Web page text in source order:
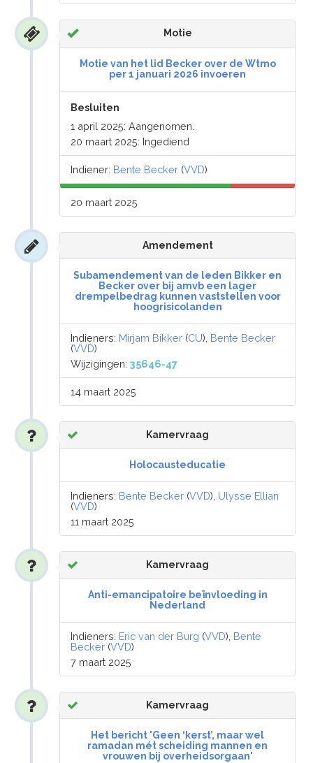
Motie
Motie van het lid Becker over de Wtmo
per 1 januari 2026 invoeren
Besluiten
1 april 2025: Aangenomen.
20 maart 2025: Ingediend
Indiener: Bente Becker (VVD)
20 maart 2025
Amendement
Subamendement van de leden Bikker en
Becker over bij amvb een lager
drempelbedrag kunnen vaststellen voor
hoogrisicolanden
Indieners: Mirjam Bikker (CU), Bente Becker
(VVD)
Wijzigingen:35646-47
14 maart 2025
Kamervraag
Holocausteducatie
Indieners: Bente Becker (VVD), Ulysse Ellian
(VVD)
11 maart 2025
Kamervraag
Anti-emancipatoire beïnvloeding in
Nederland
Indieners: Eric van der Burg (VVD), Bente
Becker (VVD)
7 maart 2025
Kamervraag
Het bericht 'Geen ‘kerst’, maar wel
ramadan mét scheiding mannen en
vrouwen bij overheidsorgaan'